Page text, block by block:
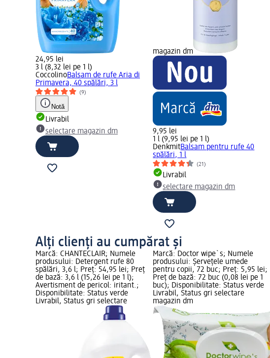
24,95 lei
3 l (8,32 lei pe 1 l)
CoccolinoBalsam de rufe Aria di
Primavera, 40 spălări, 3 l
(9)
Notă
Livrabil
selectare magazin dm
magazin dm
9,95 lei
1 l (9,95 lei pe 1 l)
DenkmitBalsam pentru rufe 40
spălări, 1 l
(21)
Livrabil
selectare magazin dm
Alți clienți au cumpărat și
Marcă: CHANTECLAIR; Numele
produsului: Detergent rufe 80
spălări, 3,6 l; Preț: 54,95 lei; Preț
de bază: 3,6 l (15,26 lei pe 1 l);
Avertisment de pericol: iritant.;
Disponibilitate: Status verde
Livrabil, Status gri selectare
Marcă: Doctor wipe`s; Numele
produsului: Şerveţele umede
pentru copii, 72 buc; Preț: 5,95 lei;
Preț de bază: 72 buc (0,08 lei pe 1
buc); Disponibilitate: Status verde
Livrabil, Status gri selectare
magazin dm